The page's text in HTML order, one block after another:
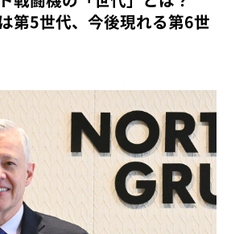
5世代、今後現れる第6世